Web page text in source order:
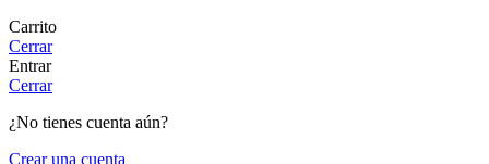
Carrito
Cerrar
Entrar
Cerrar
¿No tienes cuenta aún?
Crear una cuenta